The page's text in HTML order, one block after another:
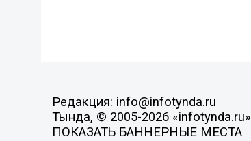
Редакция: info@infotynda.ru
Тында, © 2005-2026 «infotynda.ru»
ПОКАЗАТЬ БАННЕРНЫЕ МЕСТА